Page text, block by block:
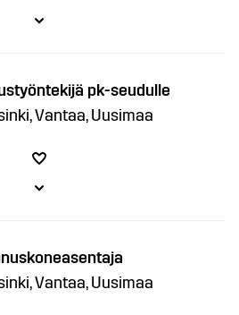
pk-seudulle
Vantaa, Uusimaa
Vantaa, Uusimaa